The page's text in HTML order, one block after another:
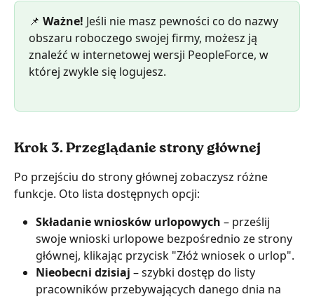
📌 Ważne! Jeśli nie masz pewności co do nazwy
obszaru roboczego swojej firmy, możesz ją
znaleźć w internetowej wersji PeopleForce, w
której zwykle się logujesz.
Krok 3. Przeglądanie strony głównej
Po przejściu do strony głównej zobaczysz różne
funkcje. Oto lista dostępnych opcji:
Składanie wniosków urlopowych – prześlij
swoje wnioski urlopowe bezpośrednio ze strony
głównej, klikając przycisk "Złóż wniosek o urlop".
Nieobecni dzisiaj – szybki dostęp do listy
pracowników przebywających danego dnia na